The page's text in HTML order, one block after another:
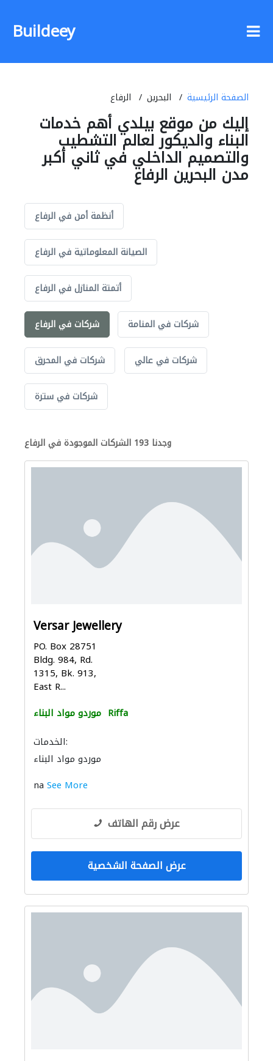
Buildeey
الصفحة الرئيسية البحرين الرفاع
إليك من موقع بيلدي أهم خدمات
البناء والديكور لعالم التشطيب
والتصميم الداخلي في ثاني أكبر
مدن البحرين الرفاع
أنظمة أمن في الرفاع
الصيانة المعلوماتية في الرفاع
أتمتة المنازل في الرفاع
شركات في الرفاع شركات في المنامة
شركات في المحرق شركات في عالي
شركات في سترة
وجدنا 193 الشركات الموجودة في الرفاع
Versar Jewellery
PO. Box 28751
Bldg. 984, Rd.
1315, Bk. 913,
East R...
موردو مواد البناء Riffa
الخدمات:
موردو مواد البناء
na See More
عرض رقم الهاتف
عرض الصفحة الشخصية